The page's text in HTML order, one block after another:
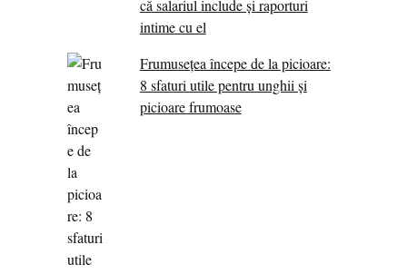
că salariul include și raporturi
intime cu el
Frumusețea începe de la picioare:
8 sfaturi utile pentru unghii și
picioare frumoase